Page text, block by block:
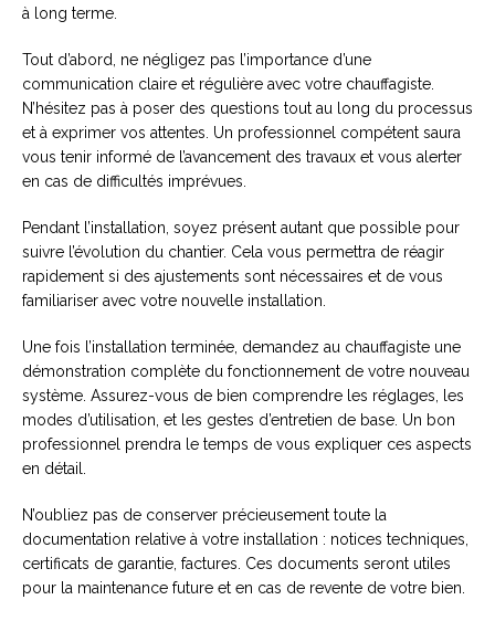
à long terme.
Tout d’abord, ne négligez pas l’importance d’une
communication claire et régulière avec votre chauffagiste.
N’hésitez pas à poser des questions tout au long du processus
et à exprimer vos attentes. Un professionnel compétent saura
vous tenir informé de l’avancement des travaux et vous alerter
en cas de difficultés imprévues.
Pendant l’installation, soyez présent autant que possible pour
suivre l’évolution du chantier. Cela vous permettra de réagir
rapidement si des ajustements sont nécessaires et de vous
familiariser avec votre nouvelle installation.
Une fois l’installation terminée, demandez au chauffagiste une
démonstration complète du fonctionnement de votre nouveau
système. Assurez-vous de bien comprendre les réglages, les
modes d’utilisation, et les gestes d’entretien de base. Un bon
professionnel prendra le temps de vous expliquer ces aspects
en détail.
N’oubliez pas de conserver précieusement toute la
documentation relative à votre installation : notices techniques,
certificats de garantie, factures. Ces documents seront utiles
pour la maintenance future et en cas de revente de votre bien.